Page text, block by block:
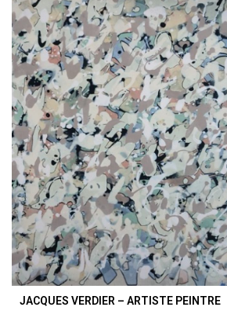
JACQUES VERDIER – ARTISTE PEINTRE